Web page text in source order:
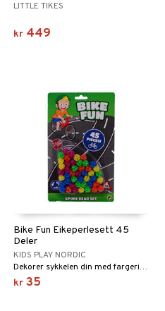
LITTLE TIKES
kr 449
Bike Fun Eikeperlesett 45
Deler
KIDS PLAY NORDIC
Dekorer sykkelen din med fargerike perler.
kr 35